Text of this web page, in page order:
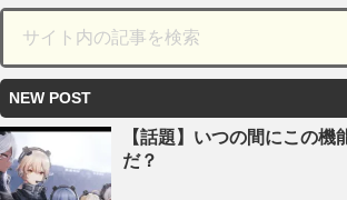
NEW POST
【話題】いつの間にこの機
だ？